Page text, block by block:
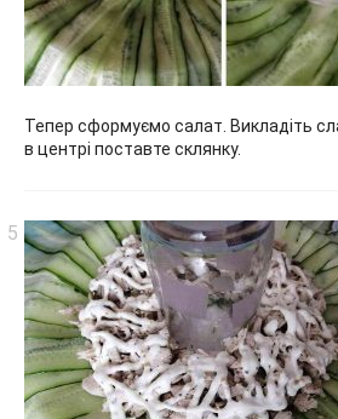
Тепер сформуємо салат. Викладіть
в центрі поставте склянку.